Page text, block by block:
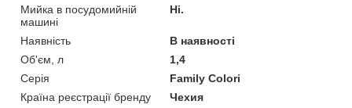
Мийка в посудомийній
машині
Ні.
Наявність
В наявності
Об'єм, л
1,4
Серія
Family Colori
Країна реєстрації бренду
Чехия